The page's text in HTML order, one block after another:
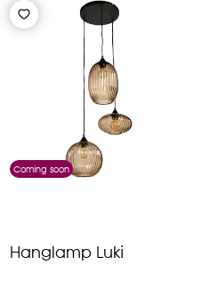
Coming soon
Hanglamp Luki